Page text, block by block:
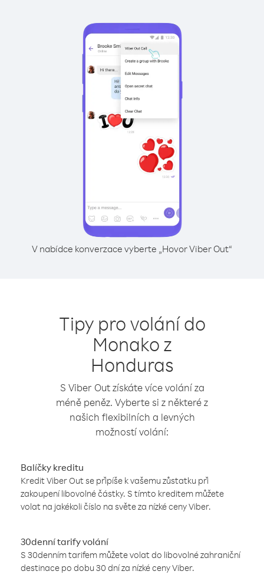
V nabídce konverzace vyberte „Hovor Viber Out“
Tipy pro volání do
Monako z
Honduras
S Viber Out získáte více volání za
méně peněz. Vyberte si z některé z
našich flexibilních a levných
možností volání:
Balíčky kreditu
Kredit Viber Out se připíše k vašemu zůstatku při
zakoupení libovolné částky. S tímto kreditem můžete
volat na jakékoli číslo na světe za nízké ceny Viber.
30denní tarify volání
S 30denním tarifem můžete volat do libovolné zahraniční
destinace po dobu 30 dní za nízké ceny Viber.